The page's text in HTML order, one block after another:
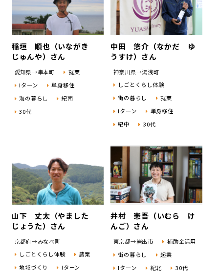
稲垣 順也（いながき
じゅんや）さん
愛知県→串本町
就業
Iターン
単身移住
海の暮らし
紀南
30代
中田 悠介（なかだ ゆ
うすけ）さん
神奈川県→湯浅町
しごとくらし体験
街の暮らし
就業
Iターン
単身移住
紀中
30代
山下 丈太（やました
じょうた）さん
京都府→みなべ町
しごとくらし体験
農業
地域づくり
Iターン
井村 憲吾（いむら け
んご）さん
東京都→岩出市
補助金活用
街の暮らし
起業
Iターン
紀北 30代